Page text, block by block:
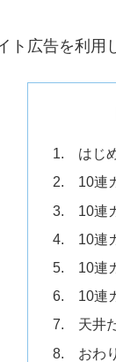
広告を利用
1. はじ
2. 10連
3. 10連
4. 10連
5. 10連
6. 10連
7. 天井
8. おわ